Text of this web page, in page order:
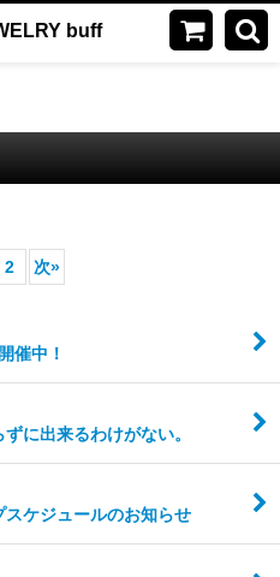
buff
2 次»
催中！
に出来るわけがない。
ケジュールのお知らせ